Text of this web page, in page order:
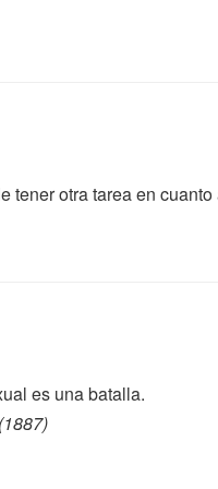
tener otra tarea en
es una batalla.